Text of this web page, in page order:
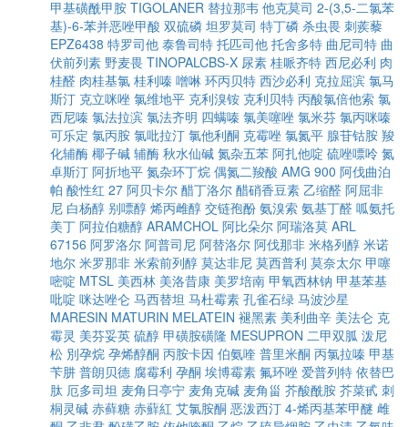
甲基磺酰甲胺 TIGOLANER 替拉那韦 他克莫司 2-(3,5-二氯苯
基)-6-苯并恶唑甲酸 双硫磷 坦罗莫司 特丁磷 杀虫畏 刺蒺藜
EPZ6438 特罗司他 泰鲁司特 托匹司他 托舍多特 曲尼司特 曲
伏前列素 野麦畏 TINOPALCBS-X 尿素 桂哌齐特 西尼必利 肉
桂醛 肉桂基氯 桂利嗪 噌啉 环丙贝特 西沙必利 克拉屈滨 氯马
斯汀 克立咪唑 氯维地平 克利溴铵 克利贝特 丙酸氯倍他索 氯
西尼嗪 氯法拉滨 氯法齐明 四螨嗪 氯美噻唑 氯米芬 氯丙咪嗪
可乐定 氯丙胺 氯吡拉汀 氯他利酮 克霉唑 氯氮平 腺苷钴胺 羧
化辅酶 椰子碱 辅酶 秋水仙碱 氮杂五苯 阿扎他啶 硫唑嘌呤 氮
卓斯汀 阿折地平 氮杂环丁烷 偶氮二羧酸 AMG 900 阿伐曲泊
帕 酸性红 27 阿贝卡尔 醋丁洛尔 醋硝香豆素 乙缩醛 阿屈非
尼 白杨醇 别嘌醇 烯丙雌醇 交链孢酚 氨溴索 氨基丁醛 呱氨托
美丁 阿拉伯糖醇 ARAMCHOL 阿比朵尔 阿瑞洛莫 ARL
67156 阿罗洛尔 阿普司尼 阿替洛尔 阿伐那非 米格列醇 米诺
地尔 米罗那非 米索前列醇 莫达非尼 莫西普利 莫奈太尔 甲噻
嘧啶 MTSL 美西林 美洛昔康 美罗培南 甲氧西林钠 甲基苯基
吡啶 咪达唑仑 马西替坦 马杜霉素 孔雀石绿 马波沙星
MARESIN MATURIN MELATEIN 褪黑素 美利曲辛 美法仑 克
霉灵 美芬妥英 硫醇 甲磺胺磺隆 MESUPRON 二甲双胍 泼尼
松 別孕烷 孕烯醇酮 丙胺卡因 伯氨喹 普里米酮 丙氯拉嗪 甲基
苄肼 普朗贝德 腐霉利 孕酮 埃博霉素 氟环唑 爱普列特 依替巴
肽 厄多司坦 麦角日亭宁 麦角克碱 麦角甾 芥酸酰胺 芥菜甙 刺
桐灵碱 赤藓糖 赤蘚紅 艾氯胺酮 恶泼西汀 4-烯丙基苯甲醚 雌